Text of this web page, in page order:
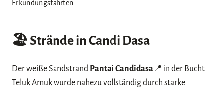
Erkundungsfahrten.
🏖️ Strände in Candi Dasa
Der weiße Sandstrand Pantai Candidasa📍 in der Bucht
Teluk Amuk wurde nahezu vollständig durch starke